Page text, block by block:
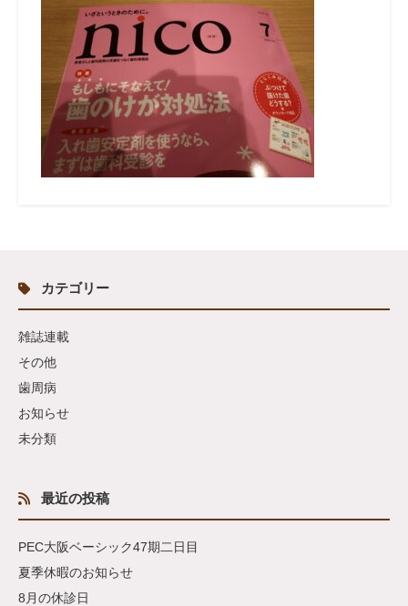
カテゴリー
雑誌連載
その他
歯周病
お知らせ
未分類
最近の投稿
PEC大阪ベーシック47期二日目
夏季休暇のお知らせ
8月の休診日